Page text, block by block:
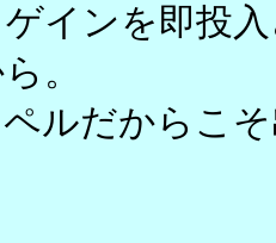
インを即投
。
ルだからこ